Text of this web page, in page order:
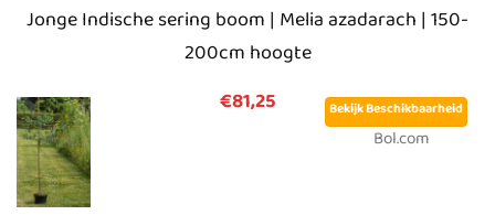
Jonge Indische sering boom | Melia azadarach | 150-
200cm hoogte
€81,25
Bekijk Beschikbaarheid
Bol.com